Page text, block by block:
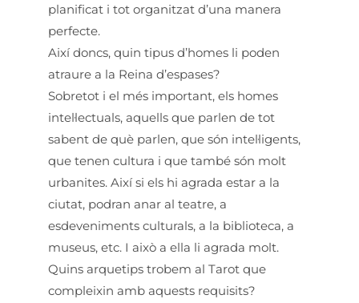
planificat i tot organitzat d’una manera
perfecte.
Així doncs, quin tipus d’homes li poden
atraure a la Reina d’espases?
Sobretot i el més important, els homes
intel·lectuals, aquells que parlen de tot
sabent de què parlen, que són intel·ligents,
que tenen cultura i que també són molt
urbanites. Així si els hi agrada estar a la
ciutat, podran anar al teatre, a
esdeveniments culturals, a la biblioteca, a
museus, etc. I això a ella li agrada molt.
Quins arquetips trobem al Tarot que
compleixin amb aquests requisits?